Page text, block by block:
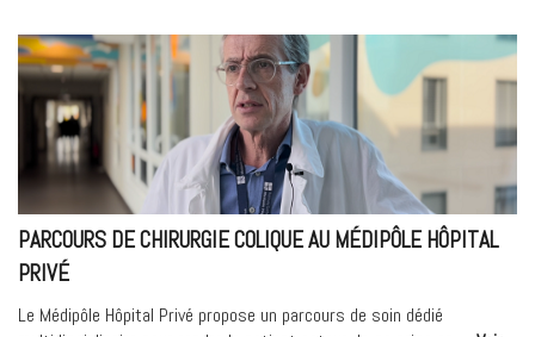
Hôpital
Mutualiste
avec
mention
Haute
Qualité
des
Soins
HAS »
PARCOURS DE CHIRURGIE COLIQUE AU MÉDIPÔLE HÔPITAL
PRIVÉ
Le Médipôle Hôpital Privé propose un parcours de soin dédié